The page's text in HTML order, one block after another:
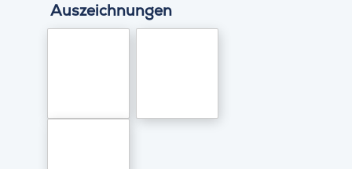
Auszeichnungen